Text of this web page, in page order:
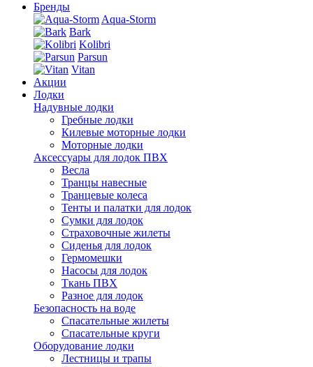
Бренды
Aqua-Storm
Bark
Kolibri
Parsun
Vitan
Акции
Лодки
Надувные лодки
Гребные лодки
Килевые моторные лодки
Моторные лодки
Аксессуары для лодок ПВХ
Весла
Транцы навесные
Транцевые колеса
Тенты и палатки для лодок
Сумки для лодок
Страховочные жилеты
Сиденья для лодок
Гермомешки
Насосы для лодок
Ткань ПВХ
Разное для лодок
Безопасность на воде
Спасательные жилеты
Спасательные круги
Оборудование лодки
Лестницы и трапы